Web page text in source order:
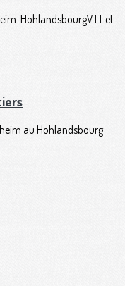
HohlandsbourgVTT et
au Hohlandsbourg